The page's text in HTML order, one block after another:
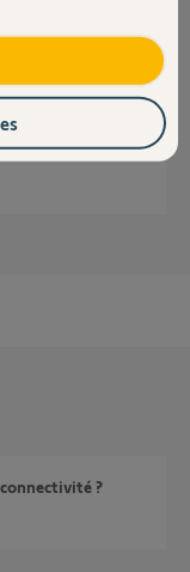
du smartphone.
?